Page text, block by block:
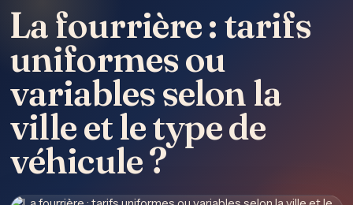
La fourrière : tarifs
uniformes ou
variables selon la
ville et le type de
véhicule ?